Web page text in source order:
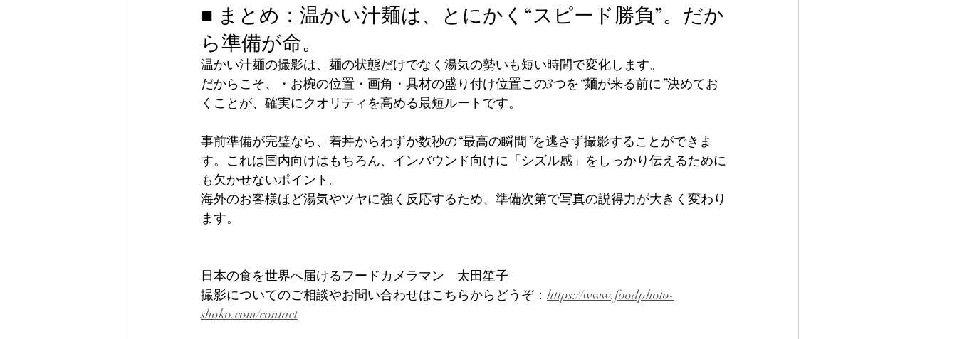
■ まとめ：温かい汁麺は、とにかく“スピード勝負”。だか
ら準備が命。
温かい汁麺の撮影は、麺の状態だけでなく湯気の勢いも短い時間で変化します。
だからこそ、・お椀の位置・画角・具材の盛り付け位置この3つを“麺が来る前に”決めてお
くことが、確実にクオリティを高める最短ルートです。
事前準備が完璧なら、着丼からわずか数秒の“最高の瞬間”を逃さず撮影することができま
す。これは国内向けはもちろん、インバウンド向けに「シズル感」をしっかり伝えるために
も欠かせないポイント。
海外のお客様ほど湯気やツヤに強く反応するため、準備次第で写真の説得力が大きく変わり
ます。
日本の食を世界へ届けるフードカメラマン　太田笙子
撮影についてのご相談やお問い合わせはこちらからどうぞ： https://www.foodphoto-
shoko.com/contact